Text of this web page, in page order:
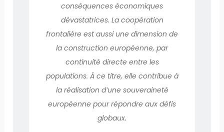
conséquences économiques
dévastatrices. La coopération
frontalière est aussi une dimension de
la construction européenne, par
continuité directe entre les
populations. À ce titre, elle contribue à
la réalisation d’une souveraineté
européenne pour répondre aux défis
globaux.